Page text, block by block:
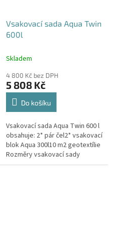
Vsakovací sada Aqua Twin
600l
Skladem
4 800 Kč bez DPH
5 808 Kč
Do košíku
Vsakovací sada Aqua Twin 600 l
obsahuje: 2* pár čel2* vsakovací
blok Aqua 300l10 m2 geotextílie
Rozměry vsakovací sady
120x80x104 cm Nosnost bloků